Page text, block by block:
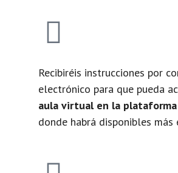
Recibiréis instrucciones por
electrónico para que pueda
aula virtual en la plataforma
donde habrá disponibles más